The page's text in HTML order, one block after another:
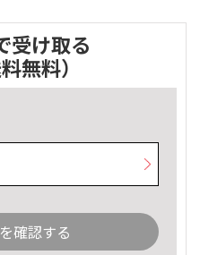
受け取る
料無料）
確認する